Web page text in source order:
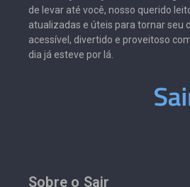
de levar até você, nosso querido
atualizadas e úteis para tornar seu
acessível, divertido e proveitoso
dia já esteve por lá.
Sobre o Sair